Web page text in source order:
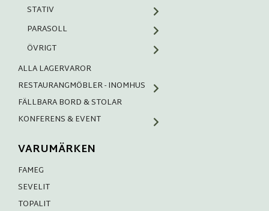
STATIV
PARASOLL
ÖVRIGT
ALLA LAGERVAROR
RESTAURANGMÖBLER - INOMHUS
FÄLLBARA BORD & STOLAR
KONFERENS & EVENT
VARUMÄRKEN
FAMEG
SEVELIT
TOPALIT